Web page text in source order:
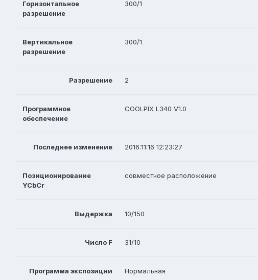
Горизонтальное
разрешение
300/1
Вертикальное
разрешение
300/1
Разрешение 2
Программное
обеспечение
COOLPIX L340 V1.0
Последнее изменение 2016:11:16 12:23:27
Позиционирование
YCbCr
совместное расположение
Выдержка 10/150
Число F 31/10
Программа экспозиции Нормальная